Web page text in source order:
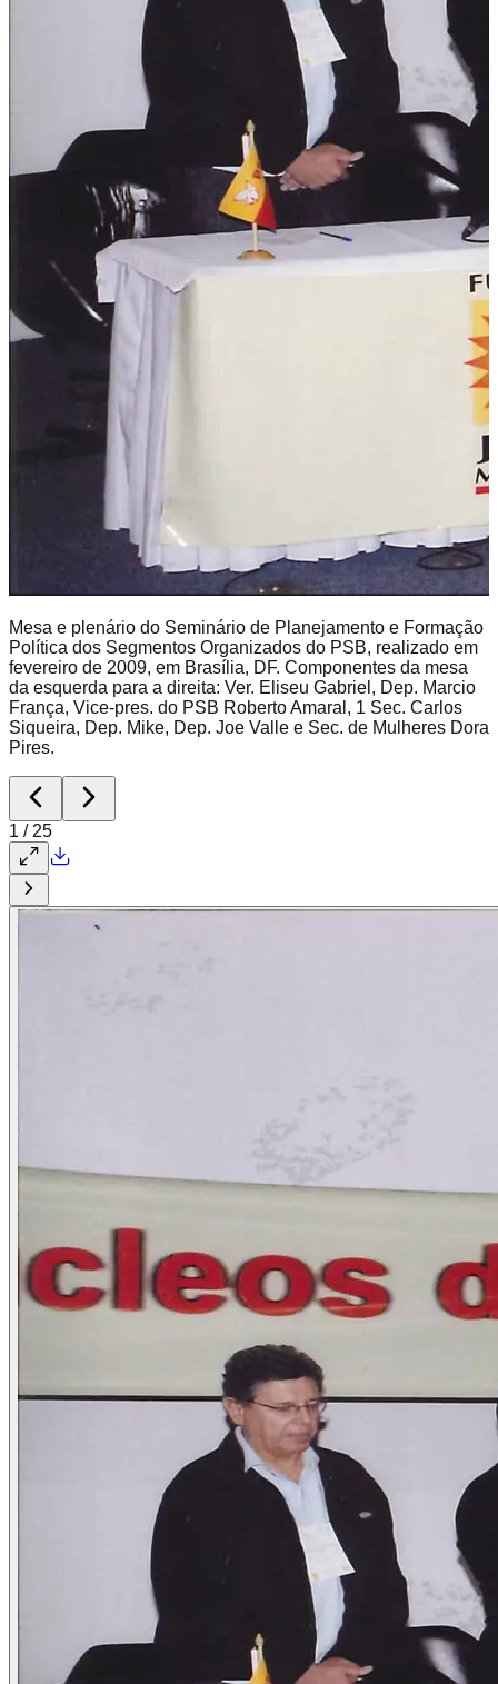
Mesa e plenário do Seminário de Planejamento e Formação
Política dos Segmentos Organizados do PSB, realizado em
fevereiro de 2009, em Brasília, DF. Componentes da mesa
da esquerda para a direita: Ver. Eliseu Gabriel, Dep. Marcio
França, Vice-pres. do PSB Roberto Amaral, 1 Sec. Carlos
Siqueira, Dep. Mike, Dep. Joe Valle e Sec. de Mulheres Dora
Pires.
1 / 25